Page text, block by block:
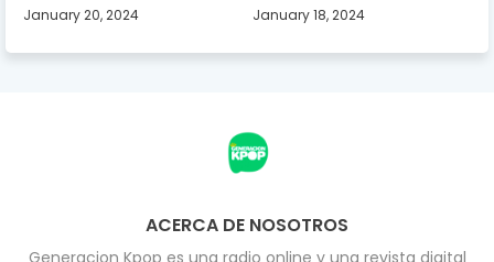
January 20, 2024 January 18, 2024
ACERCA DE NOSOTROS
Generacion Kpop es una radio online y una revista digital